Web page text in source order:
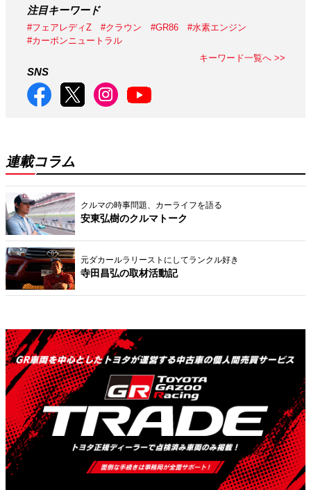
注目キーワード
#フェアレディZ #クラウン #GR86
#水素エンジン
#カーボンニュートラル
キーワード一覧へ >>
SNS
連載コラム
クルマの時事問題、カーライフを語る
安東弘樹のクルマトーク
元ダカールラリーストにしてランクル好き
寺田昌弘の取材活動記